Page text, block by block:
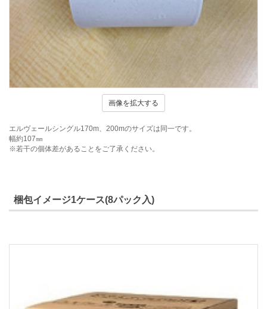
画像を拡大する
エルヴェールシングル170m、200mのサイズは同一です。
幅約107㎜
※若干の個体差があることをご了承ください。
梱包イメージ1ケース(8パック入)